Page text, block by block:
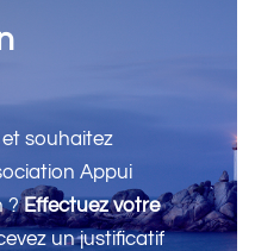
souhaitez
Appui
?Effectuez votre
un justificatif